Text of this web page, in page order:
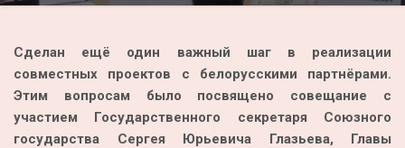
Перепись — 2020
Сделан ещё один важный шаг в реализации
совместных проектов с белорусскими партнёрами.
Этим вопросам было посвящено совещание с
участием Государственного секретаря Союзного
государства Сергея Юрьевича Глазьева, Главы